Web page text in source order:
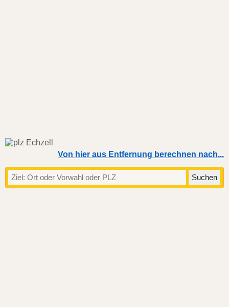
Von hier aus Entfernung berechnen nach...